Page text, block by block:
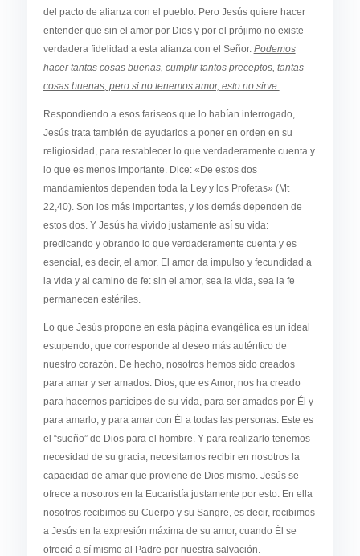
del pacto de alianza con el pueblo. Pero Jesús quiere hacer
entender que sin el amor por Dios y por el prójimo no existe
verdadera fidelidad a esta alianza con el Señor. Podemos
hacer tantas cosas buenas, cumplir tantos preceptos, tantas
cosas buenas, pero si no tenemos amor, esto no sirve.
Respondiendo a esos fariseos que lo habían interrogado,
Jesús trata también de ayudarlos a poner en orden en su
religiosidad, para restablecer lo que verdaderamente cuenta y
lo que es menos importante. Dice: «De estos dos
mandamientos dependen toda la Ley y los Profetas» (Mt
22,40). Son los más importantes, y los demás dependen de
estos dos. Y Jesús ha vivido justamente así su vida:
predicando y obrando lo que verdaderamente cuenta y es
esencial, es decir, el amor. El amor da impulso y fecundidad a
la vida y al camino de fe: sin el amor, sea la vida, sea la fe
permanecen estériles.
Lo que Jesús propone en esta página evangélica es un ideal
estupendo, que corresponde al deseo más auténtico de
nuestro corazón. De hecho, nosotros hemos sido creados
para amar y ser amados. Dios, que es Amor, nos ha creado
para hacernos partícipes de su vida, para ser amados por Él y
para amarlo, y para amar con Él a todas las personas. Este es
el “sueño” de Dios para el hombre. Y para realizarlo tenemos
necesidad de su gracia, necesitamos recibir en nosotros la
capacidad de amar que proviene de Dios mismo. Jesús se
ofrece a nosotros en la Eucaristía justamente por esto. En ella
nosotros recibimos su Cuerpo y su Sangre, es decir, recibimos
a Jesús en la expresión máxima de su amor, cuando Él se
ofreció a sí mismo al Padre por nuestra salvación.